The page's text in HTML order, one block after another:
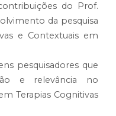
do Prof.
da pesquisa
e Contextuais em
pesquisadores que
e relevância no
Terapias Cognitivas